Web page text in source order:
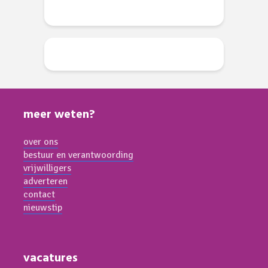
meer weten?
over ons
bestuur en verantwoording
vrijwilligers
adverteren
contact
nieuwstip
vacatures